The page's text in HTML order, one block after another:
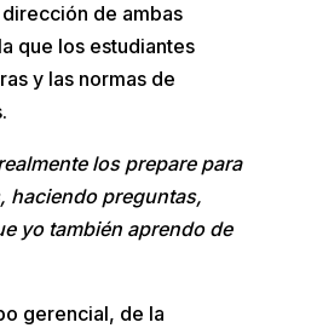
de ambas
que los estudiantes
y las normas de
los prepare para
haciendo preguntas,
yo también aprendo de
gerencial, de la